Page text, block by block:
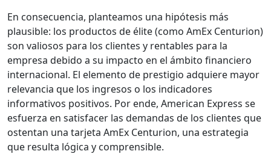
En consecuencia, planteamos una hipótesis más
plausible: los productos de élite (como AmEx Centurion)
son valiosos para los clientes y rentables para la
empresa debido a su impacto en el ámbito financiero
internacional. El elemento de prestigio adquiere mayor
relevancia que los ingresos o los indicadores
informativos positivos. Por ende, American Express se
esfuerza en satisfacer las demandas de los clientes que
ostentan una tarjeta AmEx Centurion, una estrategia
que resulta lógica y comprensible.